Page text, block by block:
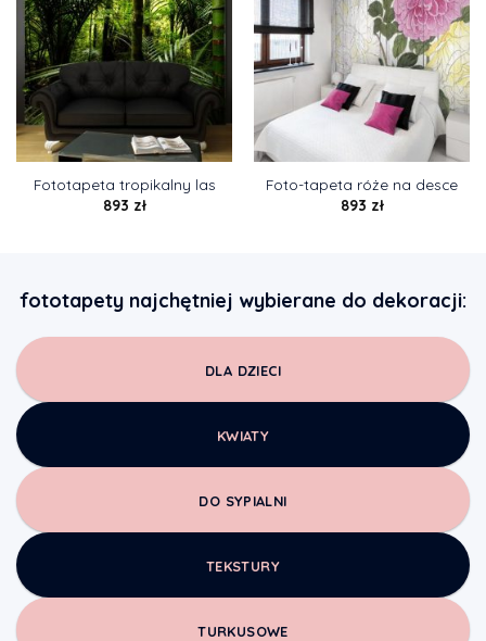
Fototapeta tropikalny las
893 zł
Foto-tapeta róże na desce
893 zł
fototapety najchętniej wybierane do dekoracji:
DLA DZIECI
KWIATY
DO SYPIALNI
TEKSTURY
TURKUSOWE